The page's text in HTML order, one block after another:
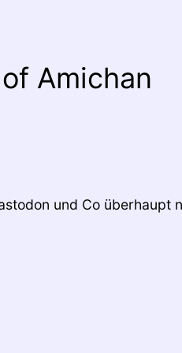
Amichan
und Co überhaupt